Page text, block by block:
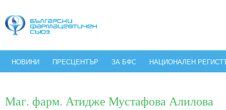
НОВИНИ ПРЕСЦЕНТЪР ЗА БФС НАЦИОНАЛЕН
Маг. фарм. Атидже Мустафова Алилова